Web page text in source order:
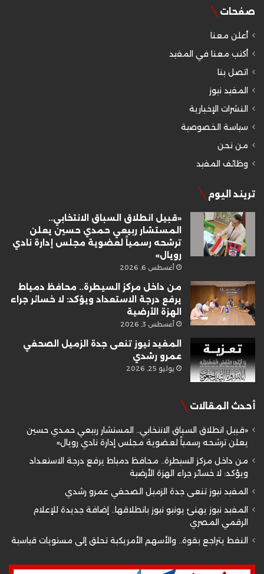
صفحات
أعلن معنا
أكتب معنا في المفيد
اتصل بنا
المفيد نيوز
النشرات الإخبارية
سياسة الخصوصية
من نحن
وظائف المفيد
تريند اليوم
«قبيل انطلاق السباق الانتخابي..
المستشار ربيعي حمدي حسين يعلن
ترشحه رسمياً لعضوية مجلس إدارة نادي
رويال»
أغسطس 6, 2026
من داخل مركز السيطرة.. محافظ دمياط
يرفع درجة الاستعداد ويؤكد: لا خسائر جراء
الهزة الأرضية
أغسطس 3, 2026
المفيد نيوز تنعى جدة الزميل الصحفي
عمرو رشدي
يوليو 25, 2026
أحدث المقالات
«قبيل انطلاق السباق الانتخابي.. المستشار ربيعي حمدي حسين
يعلن ترشحه رسمياً لعضوية مجلس إدارة نادي رويال»
من داخل مركز السيطرة.. محافظ دمياط يرفع درجة الاستعداد
ويؤكد: لا خسائر جراء الهزة الأرضية
المفيد نيوز تنعى جدة الزميل الصحفي عمرو رشدي
المفيد نيوز يهنئ يونيو نيوز بانطلاقها.. إضافة جديدة للإعلام
الرقمي المصري
النفط يتراجع بقوة.. والأسهم الأمريكية تحلق إلى مستويات قياسية